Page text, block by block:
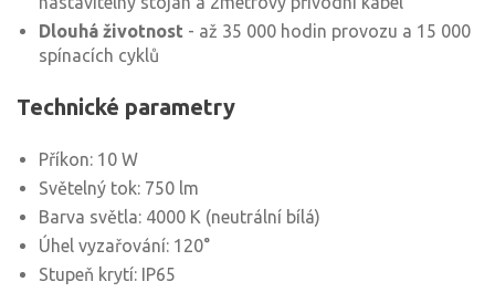
Dlouhá životnost - až 35 000 hodin provozu a 15 000
spínacích cyklů
Technické parametry
Příkon: 10 W
Světelný tok: 750 lm
Barva světla: 4000 K (neutrální bílá)
Úhel vyzařování: 120°
Stupeň krytí: IP65